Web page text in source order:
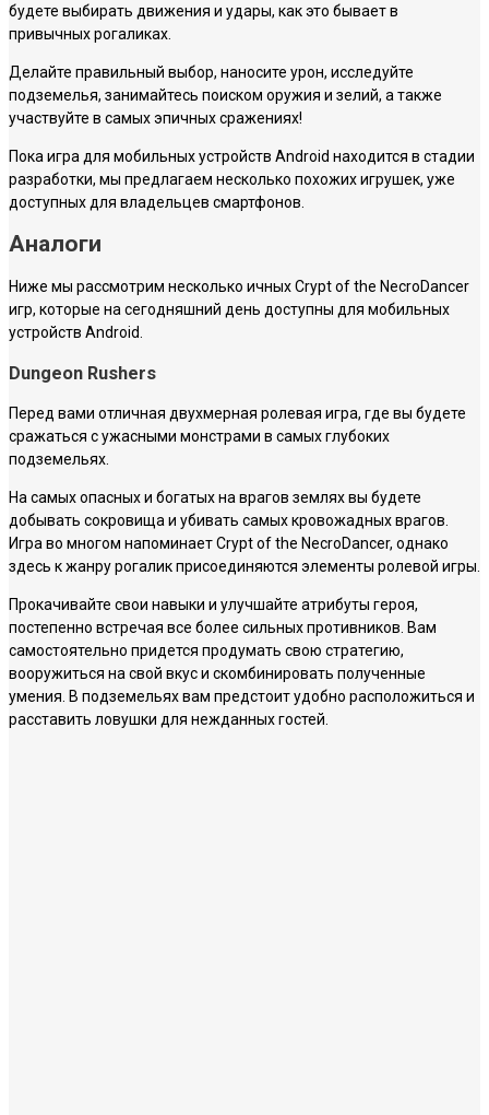
будете выбирать движения и удары, как это бывает в
привычных рогаликах.
Делайте правильный выбор, наносите урон, исследуйте
подземелья, занимайтесь поиском оружия и зелий, а также
участвуйте в самых эпичных сражениях!
Пока игра для мобильных устройств Android находится в стадии
разработки, мы предлагаем несколько похожих игрушек, уже
доступных для владельцев смартфонов.
Аналоги
Ниже мы рассмотрим несколько ичных Crypt of the NecroDancer
игр, которые на сегодняшний день доступны для мобильных
устройств Android.
Dungeon Rushers
Перед вами отличная двухмерная ролевая игра, где вы будете
сражаться с ужасными монстрами в самых глубоких
подземельях.
На самых опасных и богатых на врагов землях вы будете
добывать сокровища и убивать самых кровожадных врагов.
Игра во многом напоминает Crypt of the NecroDancer, однако
здесь к жанру рогалик присоединяются элементы ролевой игры.
Прокачивайте свои навыки и улучшайте атрибуты героя,
постепенно встречая все более сильных противников. Вам
самостоятельно придется продумать свою стратегию,
вооружиться на свой вкус и скомбинировать полученные
умения. В подземельях вам предстоит удобно расположиться и
расставить ловушки для нежданных гостей.